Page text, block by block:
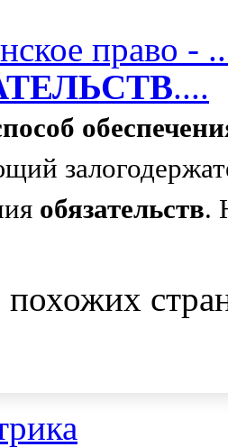
....
обязательств.
похожих